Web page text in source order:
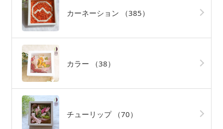
カーネーション （385）
カラー （38）
チューリップ （70）